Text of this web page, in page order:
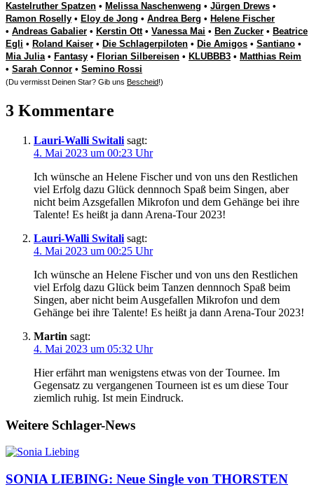
Kastelruther Spatzen • Melissa Naschenweng • Jürgen Drews •
Ramon Roselly • Eloy de Jong • Andrea Berg • Helene Fischer
• Andreas Gabalier • Kerstin Ott• Vanessa Mai • Ben Zucker • Beatrice
Egli • Roland Kaiser • Die Schlagerpiloten • Die Amigos • Santiano •
Mia Julia• Fantasy • Florian Silbereisen • KLUBBB3 • Matthias Reim
• Sarah Connor • Semino Rossi
(Du vermisst Deinen Star? Gib uns Bescheid!)
3 Kommentare
Lauri-Walli Switali sagt:
4. Mai 2023 um 00:23 Uhr
Ich wünsche an Helene Fischer und von uns den Restlichen
viel Erfolg dazu Glück dennnoch Spaß beim Singen, aber
nicht beim Azsgefallen Mikrofon und dem Gehänge bei ihre
Talente! Es heißt ja dann Arena-Tour 2023!
Lauri-Walli Switali sagt:
4. Mai 2023 um 00:25 Uhr
Ich wünsche an Helene Fischer und von uns den Restlichen
viel Erfolg dazu Glück beim Tanzen dennnoch Spaß beim
Singen, aber nicht beim Ausgefallen Mikrofon und dem
Gehänge bei ihre Talente! Es heißt ja dann Arena-Tour 2023!
Martin sagt:
4. Mai 2023 um 05:32 Uhr
Hier erfährt man wenigstens etwas von der Tournee. Im
Gegensatz zu vergangenen Tourneen ist es um diese Tour
ziemlich ruhig. Ist mein Eindruck.
Weitere Schlager-News
SONIA LIEBING: Neue Single von THORSTEN